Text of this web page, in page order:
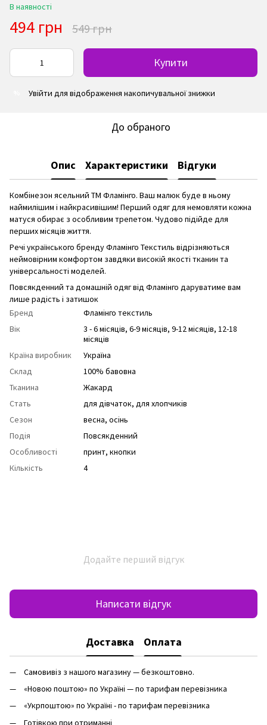
В наявності
494 грн 549 грн
Купити
Увійти для відображення накопичувальної знижки
До обраного
Опис Характеристики Відгуки
Комбінезон ясельний ТМ Фламінго. Ваш малюк буде в ньому
наймилішим і найкрасивішим! Перший одяг для немовляти кожна
матуся обирає з особливим трепетом. Чудово підійде для
перших місяців життя.
Речі українського бренду Фламінго Текстиль відрізняються
неймовірним комфортом завдяки високій якості тканин та
універсальності моделей.
Повсякденний та домашній одяг від Фламінго даруватиме вам
лише радість і затишок
Бренд
Фламінго текстиль
Вік
3 - 6 місяців, 6-9 місяців, 9-12 місяців, 12-18
місяців
Країна виробник
Україна
Склад
100% бавовна
Тканина
Жакард
Стать
для дівчаток, для хлопчиків
Сезон
весна, осінь
Подія
Повсякденний
Особливості
принт, кнопки
Кількість
4
Додайте перший відгук
Написати відгук
Доставка Оплата
Самовивіз з нашого магазину — безкоштовно.
«Новою поштою» по Україні — по тарифам перевізника
«Укрпоштою» по Україні - по тарифам перевізника
Готівкою при отриманні